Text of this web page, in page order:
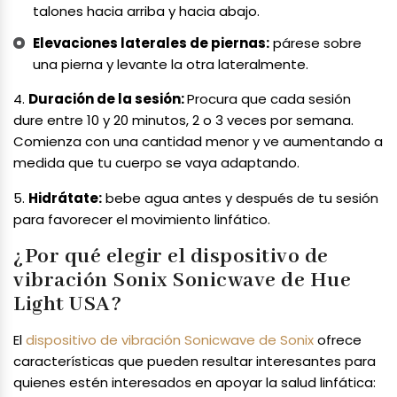
talones hacia arriba y hacia abajo.
Elevaciones laterales de piernas:párese sobre
una pierna y levante la otra lateralmente.
4. Duración de la sesión:Procura que cada sesión
dure entre 10 y 20 minutos, 2 o 3 veces por semana.
Comienza con una cantidad menor y ve aumentando a
medida que tu cuerpo se vaya adaptando.
5. Hidrátate:bebe agua antes y después de tu sesión
para favorecer el movimiento linfático.
¿Por qué elegir el dispositivo de
vibración Sonix Sonicwave de Hue
Light USA?
Eldispositivo de vibración Sonicwave de Sonixofrece
características que pueden resultar interesantes para
quienes estén interesados en apoyar la salud linfática: